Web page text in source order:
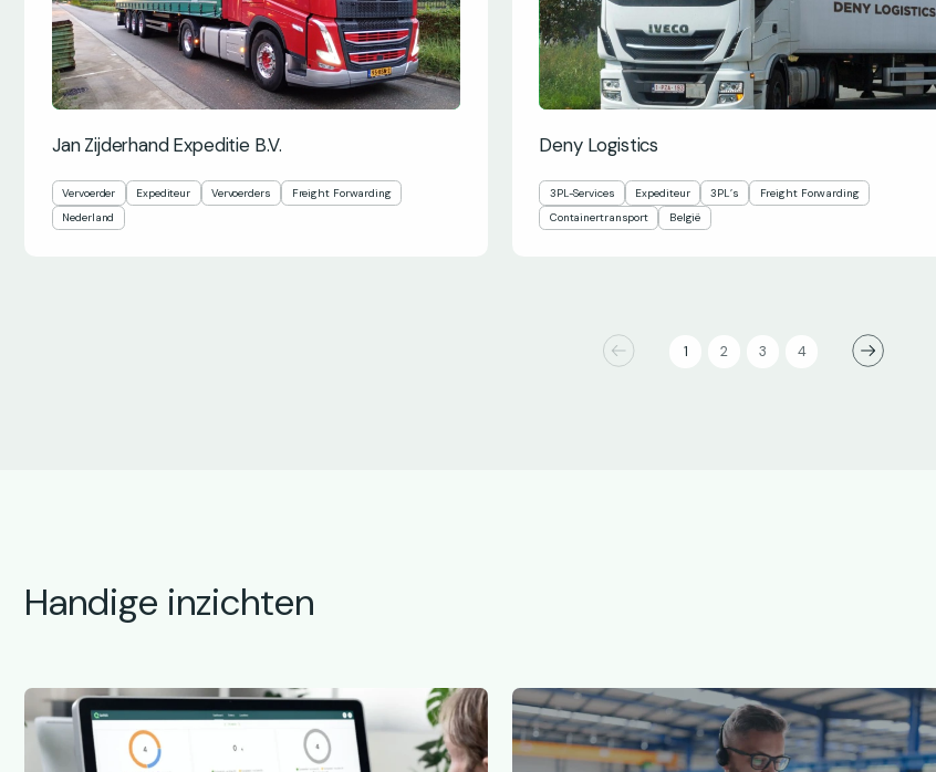
Jan Zijderhand Expeditie B.V.
Vervoerder Expediteur Vervoerders
Freight Forwarding
Nederland
Deny Logistics
3PL-Services Expediteur 3PL’s
Freight Forwarding
Containertransport
België
1 2 3 4
Handige inzichten